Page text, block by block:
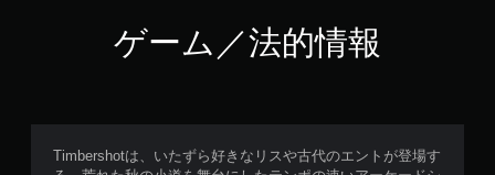
ゲーム／法的情報
Timbershotは、いたずら好きなリスや古代のエントが登場す